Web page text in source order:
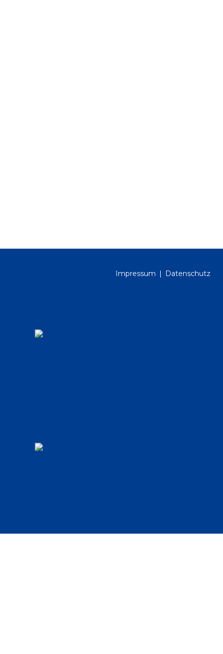
Impressum Datenschutz